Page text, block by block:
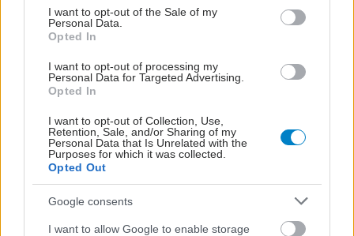
consent section.
I want to opt-out of the Sale of my
Personal Data.
Opted In
I want to opt-out of processing my
Personal Data for Targeted Advertising.
Opted In
I want to opt-out of Collection, Use,
Retention, Sale, and/or Sharing of my
Personal Data that Is Unrelated with the
Purposes for which it was collected.
Opted Out
Google consents
I want to allow Google to enable storage